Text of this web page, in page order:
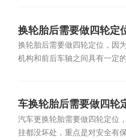
换轮胎后需要做四轮定
换轮胎后需要做四轮定位，因
机构和前后车轴之间具有一定
车换轮胎后需要做四轮
汽车更换轮胎需要做四轮定位
挂都没坏处，重点是对安全有保